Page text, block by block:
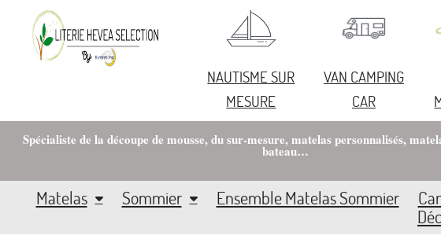
NAUTISME SUR
MESURE
VAN CAMPING
CAR
Spécialiste de la découpe de mousse, du sur-mesure, matelas personnalisés,
bateau…
Matelas Sommier Ensemble Matelas Sommier